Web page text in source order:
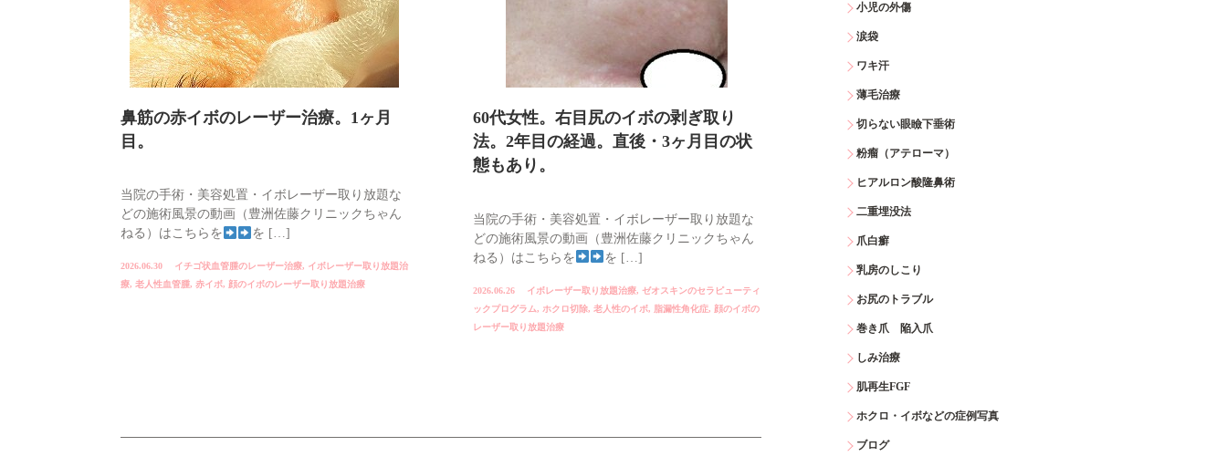
鼻筋の赤イボのレーザー治療。1ヶ月
目。
当院の手術・美容処置・イボレーザー取り放題な
どの施術風景の動画（豊洲佐藤クリニックちゃん
ねる）はこちらを
を […]
2026.06.30 イチゴ状血管腫のレーザー治療, イボレーザー取り放題治
療, 老人性血管腫, 赤イボ, 顔のイボのレーザー取り放題治療
60代女性。右目尻のイボの剥ぎ取り
法。2年目の経過。直後・3ヶ月目の状
態もあり。
当院の手術・美容処置・イボレーザー取り放題な
どの施術風景の動画（豊洲佐藤クリニックちゃん
ねる）はこちらを
を […]
2026.06.26 イボレーザー取り放題治療,ゼオスキンのセラピューティ
ックプログラム, ホクロ切除,老人性のイボ, 脂漏性角化症, 顔のイボの
レーザー取り放題治療
小児の外傷
涙袋
ワキ汗
薄毛治療
切らない眼瞼下垂術
粉瘤（アテローマ）
ヒアルロン酸隆鼻術
二重埋没法
爪白癬
乳房のしこり
お尻のトラブル
巻き爪 陥入爪
しみ治療
肌再生FGF
ホクロ・イボなどの症例写真
ブログ